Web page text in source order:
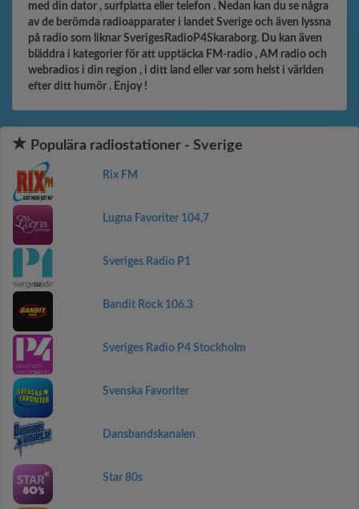
med din dator , surfplatta eller telefon . Nedan kan du se några
av de berömda radioapparater i landet Sverige och även lyssna
på radio som liknar SverigesRadioP4Skaraborg. Du kan även
bläddra i kategorier för att upptäcka FM-radio , AM radio och
webradios i din region , i ditt land eller var som helst i världen
efter ditt humör . Enjoy !
Populära radiostationer - Sverige
Rix FM
Lugna Favoriter 104,7
Sveriges Radio P1
Bandit Rock 106.3
Sveriges Radio P4 Stockholm
Svenska Favoriter
Dansbandskanalen
Star 80s